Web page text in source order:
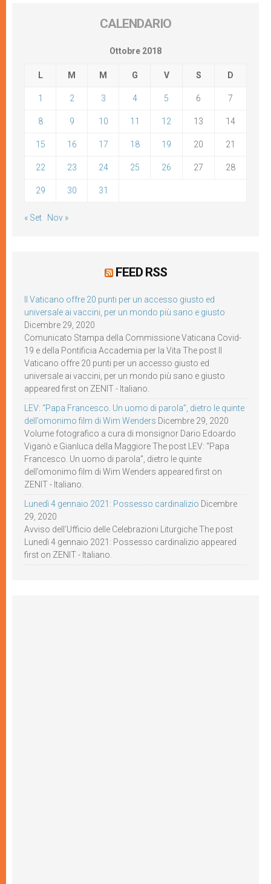
CALENDARIO
Ottobre 2018
L M M G V S D
1 2 3 4 5 6 7
8 9 10 11 12 13 14
15 16 17 18 19 20 21
22 23 24 25 26 27 28
29 30 31
« Set Nov »
FEED RSS
Il Vaticano offre 20 punti per un accesso giusto ed
universale ai vaccini, per un mondo più sano e giusto
Dicembre 29, 2020
Comunicato Stampa della Commissione Vaticana Covid-
19 e della Pontificia Accademia per la Vita The post Il
Vaticano offre 20 punti per un accesso giusto ed
universale ai vaccini, per un mondo più sano e giusto
appeared first on ZENIT - Italiano.
LEV: “Papa Francesco. Un uomo di parola”, dietro le quinte
dell’omonimo film di Wim Wenders Dicembre 29, 2020
Volume fotografico a cura di monsignor Dario Edoardo
Viganò e Gianluca della Maggiore The post LEV: “Papa
Francesco. Un uomo di parola”, dietro le quinte
dell’omonimo film di Wim Wenders appeared first on
ZENIT - Italiano.
Lunedì 4 gennaio 2021: Possesso cardinalizio Dicembre
29, 2020
Avviso dell’Ufficio delle Celebrazioni Liturgiche The post
Lunedì 4 gennaio 2021: Possesso cardinalizio appeared
first on ZENIT - Italiano.